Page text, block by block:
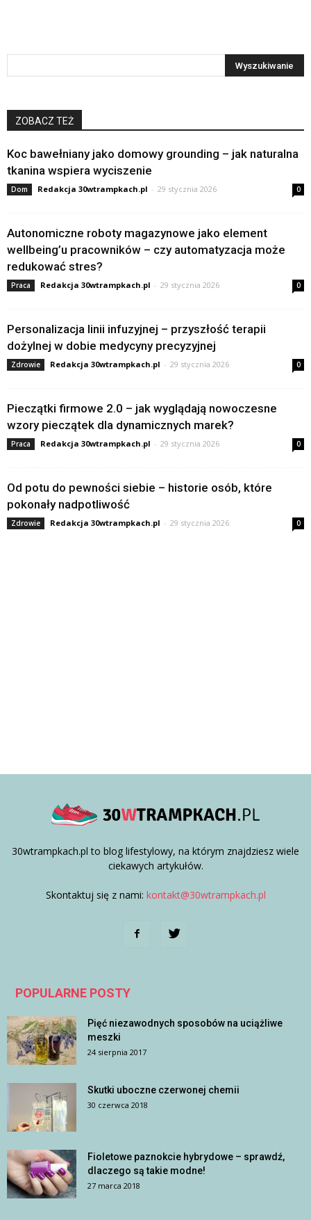
ZOBACZ TEŻ
Koc bawełniany jako domowy grounding – jak naturalna
tkanina wspiera wyciszenie
Dom Redakcja 30wtrampkach.pl - 29 stycznia 2026 0
Autonomiczne roboty magazynowe jako element
wellbeing’u pracowników – czy automatyzacja może
redukować stres?
Praca Redakcja 30wtrampkach.pl - 29 stycznia 2026 0
Personalizacja linii infuzyjnej – przyszłość terapii
dożylnej w dobie medycyny precyzyjnej
Zdrowie Redakcja 30wtrampkach.pl - 29 stycznia 2026 0
Pieczątki firmowe 2.0 – jak wyglądają nowoczesne
wzory pieczątek dla dynamicznych marek?
Praca Redakcja 30wtrampkach.pl - 29 stycznia 2026 0
Od potu do pewności siebie – historie osób, które
pokonały nadpotliwość
Zdrowie Redakcja 30wtrampkach.pl - 29 stycznia 2026 0
30wtrampkach.pl to blog lifestylowy, na którym znajdziesz wiele
ciekawych artykułów.
Skontaktuj się z nami: kontakt@30wtrampkach.pl
POPULARNE POSTY
Pięć niezawodnych sposobów na uciążliwe
meszki
24 sierpnia 2017
Skutki uboczne czerwonej chemii
30 czerwca 2018
Fioletowe paznokcie hybrydowe – sprawdź,
dlaczego są takie modne!
27 marca 2018